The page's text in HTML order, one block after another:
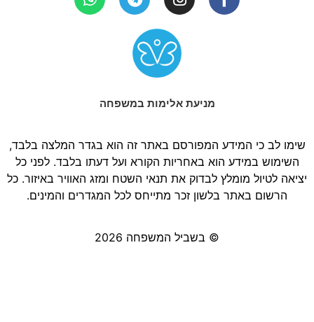
מניעת אלימות במשפחה
שימו לב כי המידע המפורסם באתר זה הוא בגדר המלצה בלבד,
השימוש במידע הוא באחריות הקורא ועל דעתו בלבד. לפני כל
יציאה לטיול מומלץ לבדוק את תנאי השטח ומזג האוויר באיזור. כל
הרשום באתר בלשון זכר מתייחס לכל המגדרים והמינים.
© בשביל המשפחה 2026